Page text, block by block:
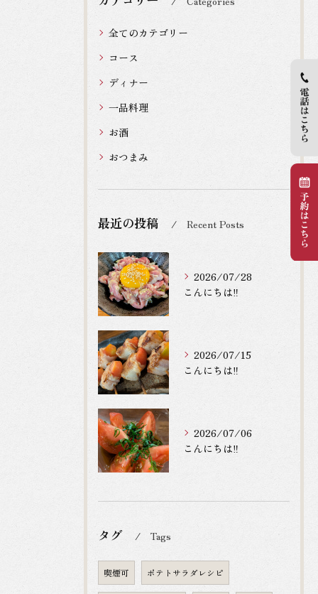
全てのカテゴリー
コース
ディナー
一品料理
お酒
おつまみ
最近の投稿 Recent Posts
2026/07/28
こんにちは‼️
2026/07/15
こんにちは‼️
2026/07/06
こんにちは‼️
タグ Tags
喫煙可 ポテトサラダレシピ